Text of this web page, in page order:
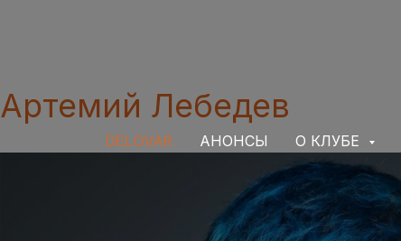
DELOVAR АНОНСЫ О КЛУБЕ
Артемий Лебедев